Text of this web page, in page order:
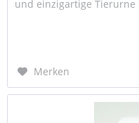
und einzigartige
Merken